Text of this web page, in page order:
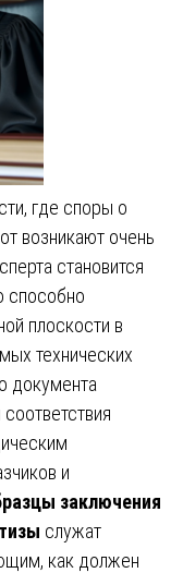
где споры о
возникают очень
становится
способно
плоскости в
технических
документа
и
заключения
служат
как должен